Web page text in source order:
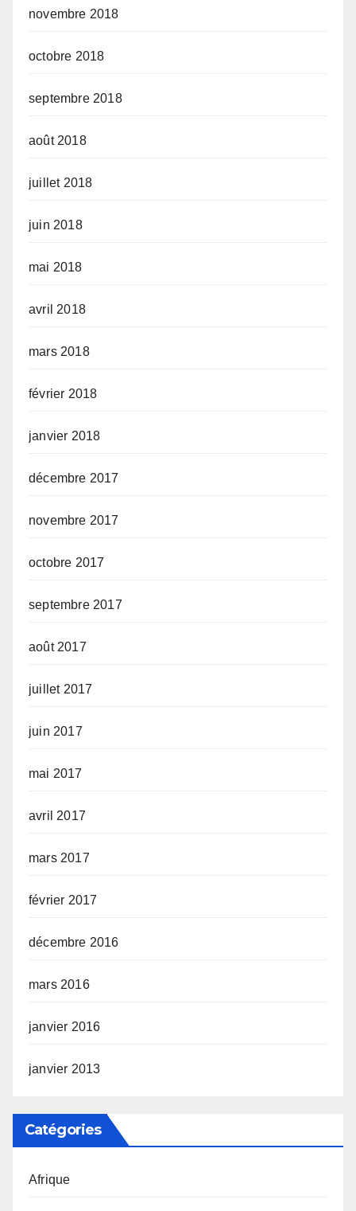
novembre 2018
octobre 2018
septembre 2018
août 2018
juillet 2018
juin 2018
mai 2018
avril 2018
mars 2018
février 2018
janvier 2018
décembre 2017
novembre 2017
octobre 2017
septembre 2017
août 2017
juillet 2017
juin 2017
mai 2017
avril 2017
mars 2017
février 2017
décembre 2016
mars 2016
janvier 2016
janvier 2013
Catégories
Afrique